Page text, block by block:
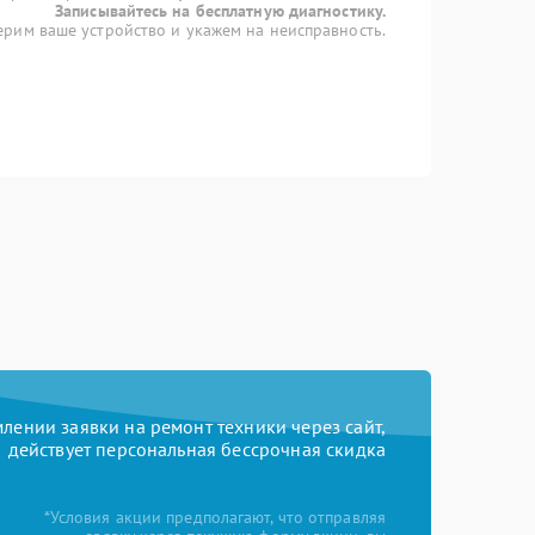
Записывайтесь на бесплатную диагностику.
ваше устройство и укажем на неисправность.
заявки на ремонт техники через сайт,
действует персональная бессрочная скидка
*Условия акции предполагают, что отправляя